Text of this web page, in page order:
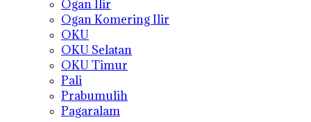
Ogan Ilir
Ogan Komering Ilir
OKU
OKU Selatan
OKU Timur
Pali
Prabumulih
Pagaralam